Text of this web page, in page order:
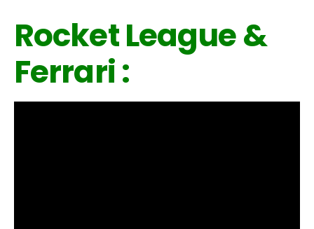
Rocket League &
Ferrari :Flipboard